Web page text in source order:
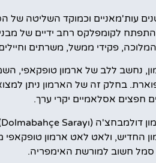
פקידי ממשל, משרתים
נחשב ללב של ארמון טופקאפי,
בחלק זה של הארמון ניתן
חפצים אסלאמיים יקרי ערך.
Dolmabahçe Sarayı)
החדיש, ולאט לאט ארמון
סמל חשוב למורשת האימפריה.